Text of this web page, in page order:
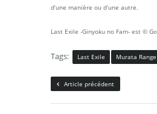
d’une manière ou d’une autre.
Last Exile -Ginyoku no Fam- est ©
Tags: Last Exile Murata Range
Article précédent